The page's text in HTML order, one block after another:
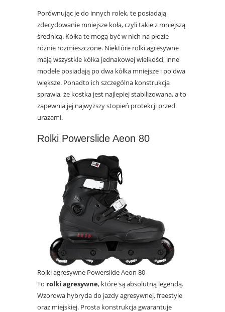
Porównując je do innych rolek, te posiadają
zdecydowanie mniejsze koła, czyli takie z mniejszą
średnicą. Kółka te mogą być w nich na płozie
różnie rozmieszczone. Niektóre rolki agresywne
mają wszystkie kółka jednakowej wielkości, inne
modele posiadają po dwa kółka mniejsze i po dwa
większe. Ponadto ich szczególna konstrukcja
sprawia, że kostka jest najlepiej stabilizowana, a to
zapewnia jej najwyższy stopień protekcji przed
urazami.
Rolki Powerslide Aeon 80
Rolki agresywne Powerslide Aeon 80
To rolki agresywne, które są absolutną legendą.
Wzorowa hybryda do jazdy agresywnej, freestyle
oraz miejskiej. Prosta konstrukcja gwarantuje